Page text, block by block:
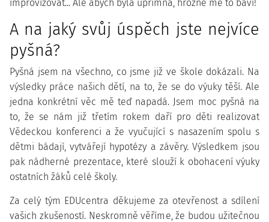
improvizovat... Ale abych byla upřímná, hrozně mě to baví!
A na jaký svůj úspěch jste nejvíce
pyšná?
Pyšná jsem na všechno, co jsme již ve škole dokázali. Na
výsledky práce našich dětí, na to, že se do výuky těší. Ale
jedna konkrétní věc mě teď napadá. Jsem moc pyšná na
to, že se nám již třetím rokem daří pro děti realizovat
Vědeckou konferenci a že vyučující s nasazením spolu s
dětmi bádají, vytvářejí hypotézy a závěry. Výsledkem jsou
pak nádherné prezentace, které slouží k obohacení výuky
ostatních žáků celé školy.
Za celý tým EDUcentra děkujeme za otevřenost a sdílení
vašich zkušeností. Neskromně věříme, že budou užitečnou